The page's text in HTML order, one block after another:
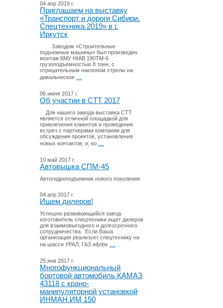
04 апр 2019 г.
Приглашаем на выставку
«Транспорт и дороги Сибири.
Спецтехника 2019» в г.
Иркутск
Заводом «Строительные
подъемные машины» был произведен
монтаж КМУ HIAB 190TM-6
грузоподъемностью 8 тонн, с
отрицательным наклоном стрелы на
давальческое ...
06 июня 2017 г.
Об участии в СТТ 2017
Для нашего завода выставка СТТ
является отличной площадкой для
привлечения клиентов и проведения
встреч с партнерами компании для
обсуждения проектов, установления
новых контактов, и, ко ...
10 май 2017 г.
Автовышка СПМ-45
Автогидроподъемник нового поколения
04 апр 2017 г.
Ищем дилеров!
Успешно развивающийся завод-
изготовитель спецтехники ищет дилеров
для взаимовыгодного и долгосрочного
сотрудничества. Если Ваша
организация реализует спецтехнику на
на шасси УРАЛ, ГАЗ и&nbs ...
25 янв 2017 г.
Многофункциональный
бортовой автомобиль КАМАЗ
43118 с крано-
манипуляторной установкой
ИНМАН ИМ 150